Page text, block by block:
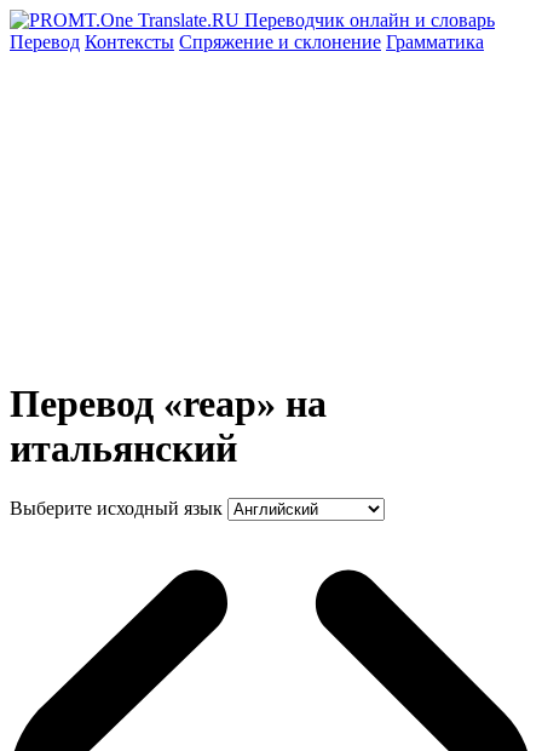
Перевод Контексты Спряжение и склонение Грамматика
Перевод «reap» на
итальянский
Выберите исходный язык